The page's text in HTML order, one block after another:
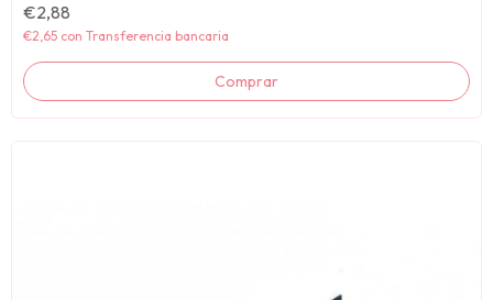
€2,88
€2,65 con Transferencia bancaria